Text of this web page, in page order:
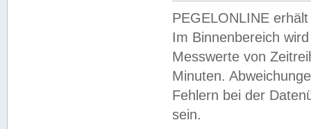
PEGELONLINE
Im Binnenbereich
Messwerte von
Minuten.
Fehlern bei der
sein.